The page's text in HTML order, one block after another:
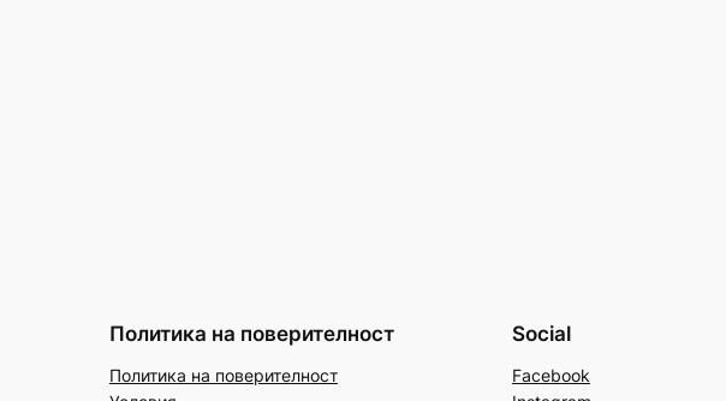
Политика на поверителност
Политика на поверителност
Social
Facebook